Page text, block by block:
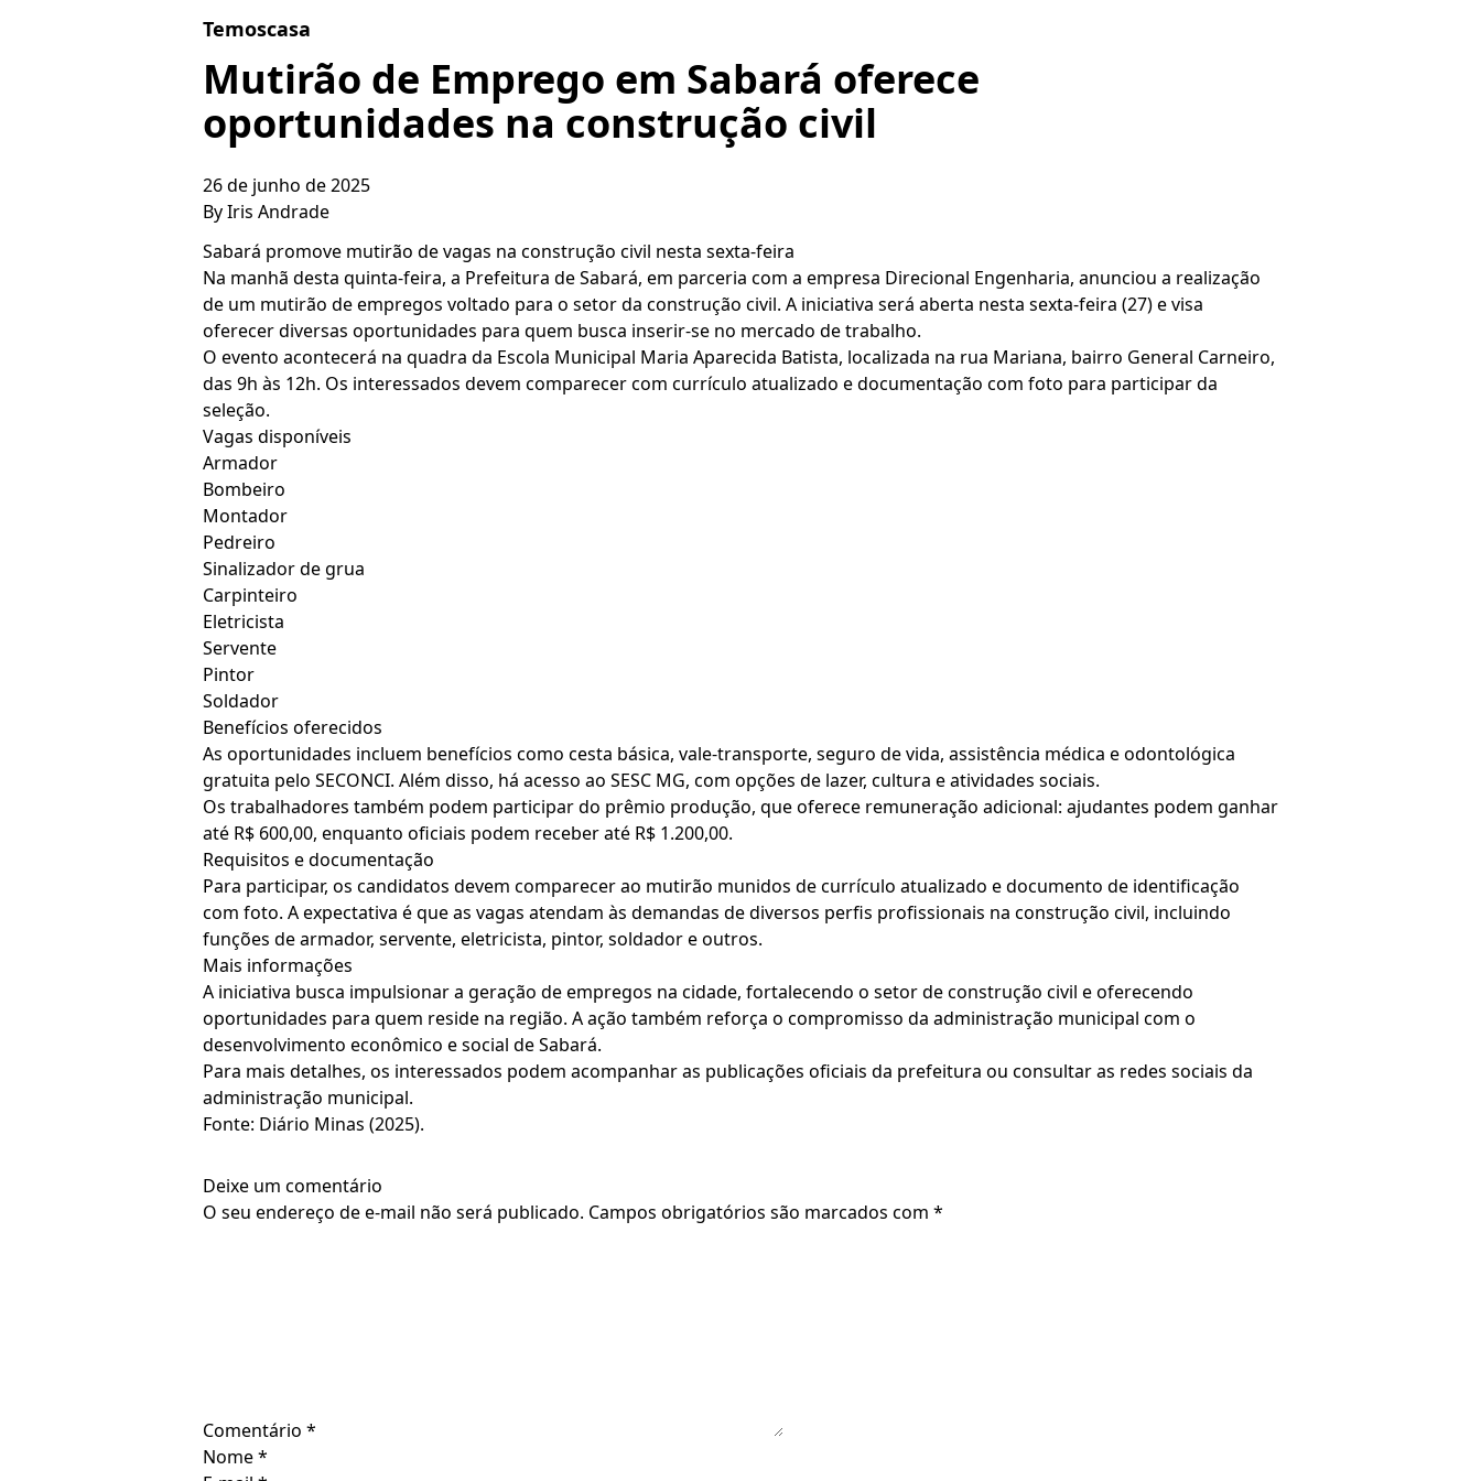
Temoscasa
Mutirão de Emprego em Sabará oferece
oportunidades na construção civil
26 de junho de 2025
ByIris Andrade
Sabará promove mutirão de vagas na construção civil nesta sexta-feira
Na manhã desta quinta-feira, a Prefeitura de Sabará, em parceria com a empresa Direcional Engenharia, anunciou a realização
de um mutirão de empregos voltado para o setor da construção civil. A iniciativa será aberta nesta sexta-feira (27) e visa
oferecer diversas oportunidades para quem busca inserir-se no mercado de trabalho.
O evento acontecerá na quadra da Escola Municipal Maria Aparecida Batista, localizada na rua Mariana, bairro General Carneiro,
das 9h às 12h. Os interessados devem comparecer com currículo atualizado e documentação com foto para participar da
seleção.
Vagas disponíveis
Armador
Bombeiro
Montador
Pedreiro
Sinalizador de grua
Carpinteiro
Eletricista
Servente
Pintor
Soldador
Benefícios oferecidos
As oportunidades incluem benefícios como cesta básica, vale-transporte, seguro de vida, assistência médica e odontológica
gratuita pelo SECONCI. Além disso, há acesso ao SESC MG, com opções de lazer, cultura e atividades sociais.
Os trabalhadores também podem participar do prêmio produção, que oferece remuneração adicional: ajudantes podem ganhar
até R$ 600,00, enquanto oficiais podem receber até R$ 1.200,00.
Requisitos e documentação
Para participar, os candidatos devem comparecer ao mutirão munidos de currículo atualizado e documento de identificação
com foto. A expectativa é que as vagas atendam às demandas de diversos perfis profissionais na construção civil, incluindo
funções de armador, servente, eletricista, pintor, soldador e outros.
Mais informações
A iniciativa busca impulsionar a geração de empregos na cidade, fortalecendo o setor de construção civil e oferecendo
oportunidades para quem reside na região. A ação também reforça o compromisso da administração municipal com o
desenvolvimento econômico e social de Sabará.
Para mais detalhes, os interessados podem acompanhar as publicações oficiais da prefeitura ou consultar as redes sociais da
administração municipal.
Fonte: Diário Minas (2025).
Deixe um comentário
O seu endereço de e-mail não será publicado. Campos obrigatórios são marcados com *
Comentário *
Nome*